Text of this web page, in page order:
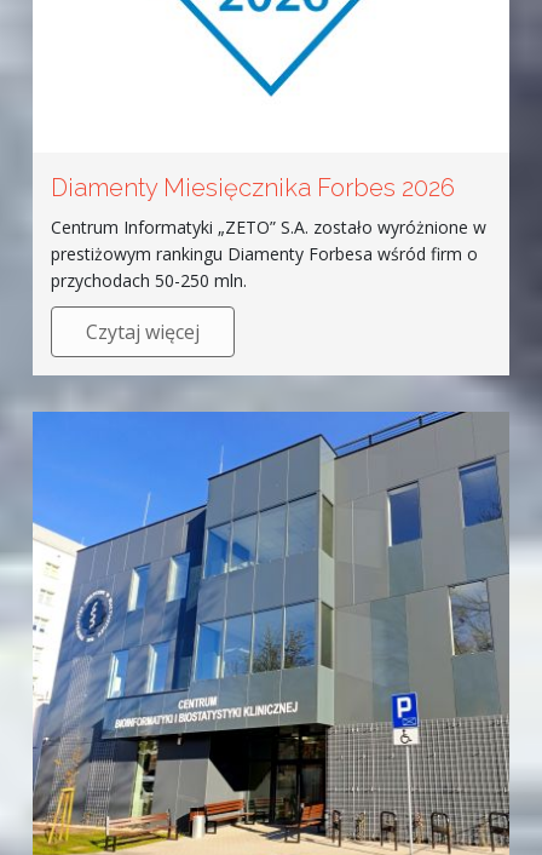
Diamenty Miesięcznika Forbes 2026
Centrum Informatyki „ZETO” S.A. zostało wyróżnione w
prestiżowym rankingu Diamenty Forbesa wśród firm o
przychodach 50-250 mln.
Czytaj więcej